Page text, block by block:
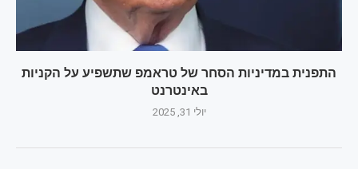
התפנית במדיניות הסחר של טראמפ שתשפיע על הקניות
באינטרנט
יולי 31, 2025